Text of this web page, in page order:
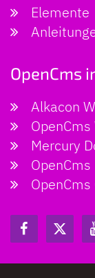
Elemente
OpenCms
Alkacon
Mercury